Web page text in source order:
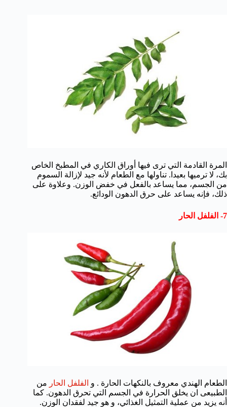
المرة القادمة التي ترى فيها أوراق الكاري في المطبخ الخاص
بك، لا ترميها بعيدا. تناولها مع الطعام لأنه جيد لإزالة السموم
من الجسم، مما يساعد بالفعل في خفض الوزن. وعلاوة على
ذلك، فإنه يساعد على حرق الدهون الودائع.
7- الفلفل الحار
الطعام الهندي معروف بالنكهات الحارة . و الفلفل الحار من
الطبيعى ان يخلق الحرارة في الجسم التي تحرق الدهون. كما
أنه يزيد من عملية التمثيل الغذائي، و هو جيد لفقدان الوزن.